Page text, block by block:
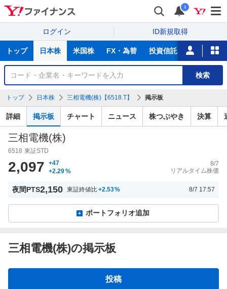
i
ログイン ID新規取得
サ
トップ 日本株 米国株 FX・為替 投資信託 ニュース
銘
検
索
検索
トップ 日本株 三相電機(株)【6518.T】 掲示板
詳細 掲示板 チャート ニュース 株つぶやき 決算
三相電機(株)
6518 東証STD
2,097
+47
+2.29%
8/7
リアルタイム株価
夜間PTS2,150 東証終値比+2.53% 8/7 17:57
ポートフォリオ追加
三相電機(株)の掲示板
投稿